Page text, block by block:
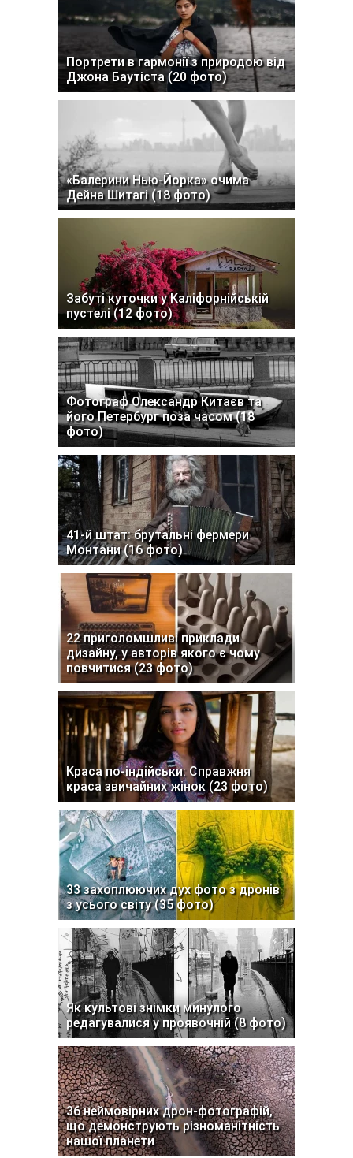
Портрети в гармонії з природою від
Джона Баутіста (20 фото)
«Балерини Нью-Йорка» очима
Дейна Шитагі (18 фото)
Забуті куточки у Каліфорнійській
пустелі (12 фото)
Фотограф Олександр Китаєв та
його Петербург поза часом (18
фото)
41-й штат: брутальні фермери
Монтани (16 фото)
22 приголомшливі приклади
дизайну, у авторів якого є чому
повчитися (23 фото)
Краса по-індійськи: Справжня
краса звичайних жінок (23 фото)
33 захоплюючих дух фото з дронів
з усього світу (35 фото)
Як культові знімки минулого
редагувалися у проявочній (8 фото)
36 неймовірних дрон-фотографій,
що демонструють різноманітність
нашої планети